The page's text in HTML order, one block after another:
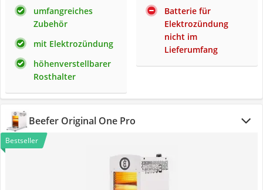
umfangreiches
Zubehör
mit Elektrozündung
höhenverstellbarer
Rosthalter
Batterie für
Elektrozündung
nicht im
Lieferumfang
Beefer Original One Pro
Bestseller